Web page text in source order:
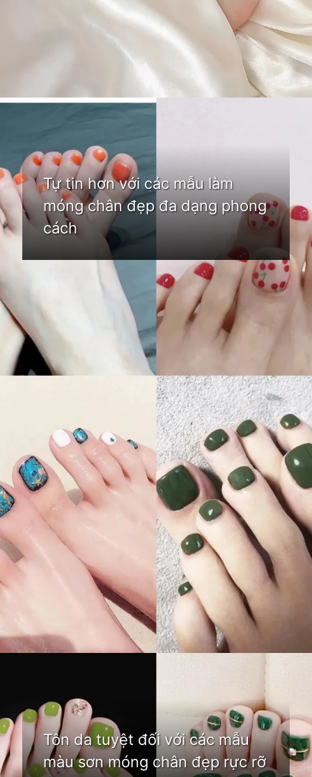
Tự tin hơn với các mẫu làm
móng chân đẹp đa dạng phong
cách
Tôn da tuyệt đối với các mẫu
màu sơn móng chân đẹp rực rỡ